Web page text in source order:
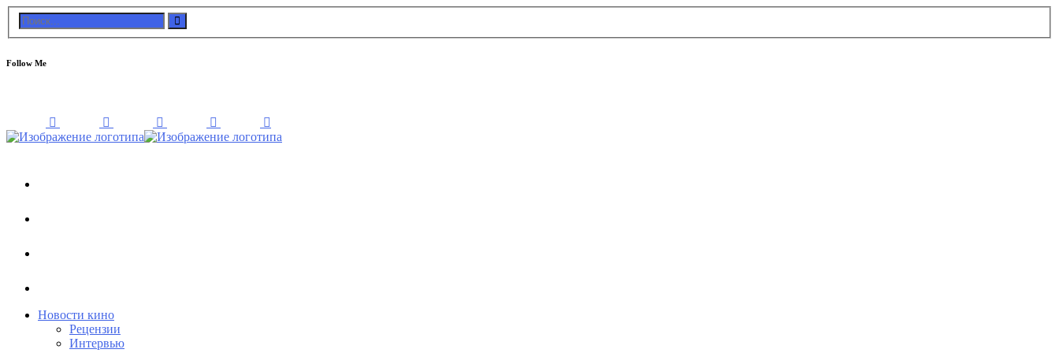
Follow Me
Новости кино
Рецензии
Интервью